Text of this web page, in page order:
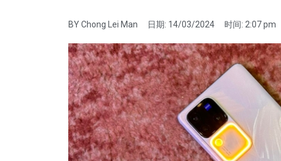
BYChong Lei Man 日期: 14/03/2024 时间: 2:07 pm